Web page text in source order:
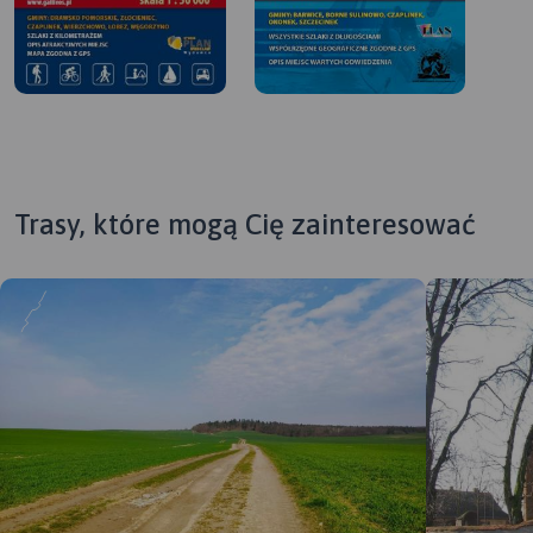
MAPA TURYSTYCZNA W
APLIKACJI TRASEO
MAPA TURYSTYCZNA W
APLIKACJI TRASEO
Trasy, które mogą Cię zainteresować